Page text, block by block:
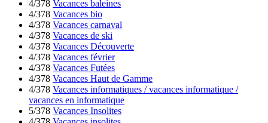
4/378 Vacances baleines
4/378 Vacances bio
4/378 Vacances carnaval
4/378 Vacances de ski
4/378 Vacances Découverte
4/378 Vacances février
4/378 Vacances Futées
4/378 Vacances Haut de Gamme
4/378 Vacances informatiques / vacances informatique /
vacances en informatique
5/378 Vacances Insolites